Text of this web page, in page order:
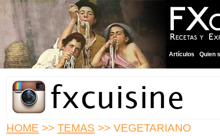
Artículos Quien
HOME >> TEMAS >> VEGETARIANO